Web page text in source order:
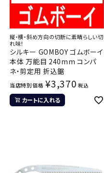
縦・横・斜め方向の切断に素晴らしい切
れ味！
シルキー GOMBOY ゴムボーイ
本体 万能目 240mm コンパ
ネ・剪定用 折込鋸
当店特別価格 ¥3,370 税込
カートに入れる